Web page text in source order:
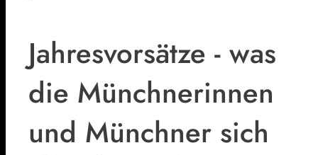
Jahresvorsätze - was
die Münchnerinnen
und Münchner sich